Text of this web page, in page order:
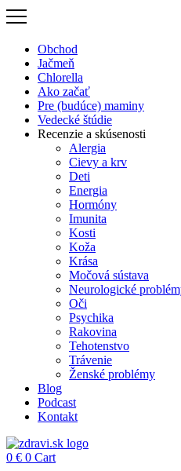
Preskočiť
na
Obchod
Jačmeň
Chlorella
Ako začať
Pre (budúce) maminy
Vedecké štúdie
Recenzie a skúsenosti
Alergia
Cievy a krv
Deti
Energia
Hormóny
Imunita
Kosti
Koža
Krása
Močová sústava
Neurologické
Oči
Psychika
Rakovina
Tehotenstvo
Trávenie
Ženské problémy
Blog
Podcast
Kontakt
0 € 0 Cart